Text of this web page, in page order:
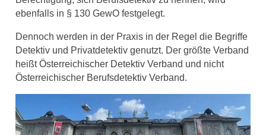
ebenfalls in § 130 GewO festgelegt.
Dennoch werden in der Praxis in der Regel die Begriffe
Detektiv und Privatdetektiv genutzt. Der größte Verband
heißt Österreichischer Detektiv Verband und nicht
Österreichischer Berufsdetektiv Verband.